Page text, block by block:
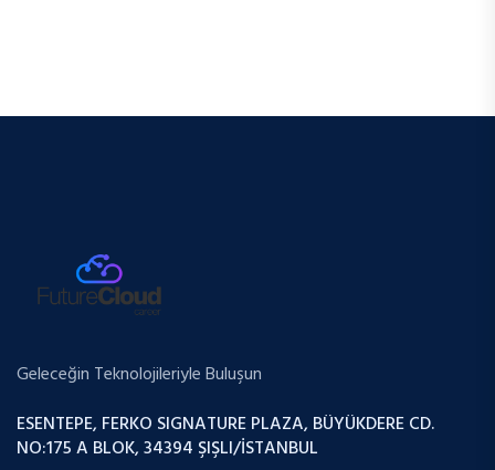
Geleceğin Teknolojileriyle Buluşun
ESENTEPE, FERKO SIGNATURE PLAZA, BÜYÜKDERE CD.
NO:175 A BLOK, 34394 ŞIŞLI/İSTANBUL